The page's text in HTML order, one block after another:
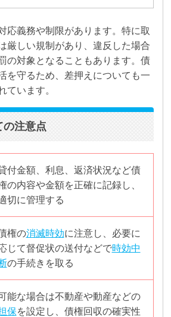
応義務や制限があります。特に取
厳しい規制があり、違反した場合
の対象となることもあります。債
を守るため、差押えについても一
ています。
の注意点
付金額、利息、返済状況など債
の内容や金額を正確に記録し、
切に管理する
権の消滅時効に注意し、必要に
じて督促状の送付などで時効中
の手続きを取る
能な場合は不動産や動産などの
保を設定し、債権回収の確実性